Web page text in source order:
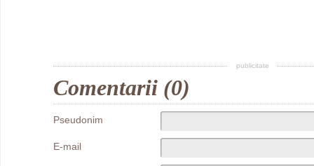
publicitate
Comentarii (0)
Pseudonim
E-mail